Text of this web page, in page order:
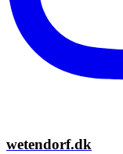
wetendorf.dk